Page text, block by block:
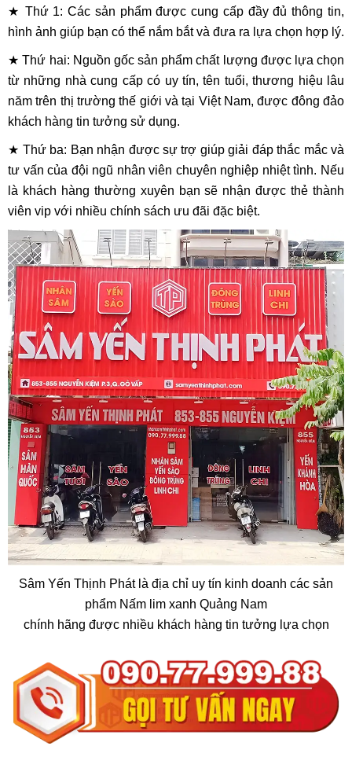
★ Thứ 1: Các sản phẩm được cung cấp đầy đủ thông tin,
hình ảnh giúp bạn có thể nắm bắt và đưa ra lựa chọn hợp lý.
★ Thứ hai: Nguồn gốc sản phẩm chất lượng được lựa chọn
từ những nhà cung cấp có uy tín, tên tuổi, thương hiệu lâu
năm trên thị trường thế giới và tại Việt Nam, được đông đảo
khách hàng tin tưởng sử dụng.
★ Thứ ba: Bạn nhận được sự trợ giúp giải đáp thắc mắc và
tư vấn của đội ngũ nhân viên chuyên nghiệp nhiệt tình. Nếu
là khách hàng thường xuyên bạn sẽ nhận được thẻ thành
viên vip với nhiều chính sách ưu đãi đặc biệt.
Sâm Yến Thịnh Phát là địa chỉ uy tín kinh doanh các sản
phẩm Nấm lim xanh Quảng Nam
chính hãng được nhiều khách hàng tin tưởng lựa chọn